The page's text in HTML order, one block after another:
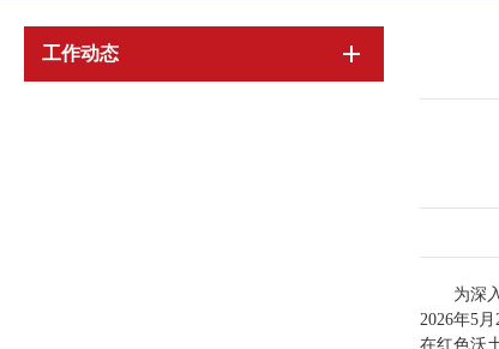
工作动态
为深
2026年5
在红色沃